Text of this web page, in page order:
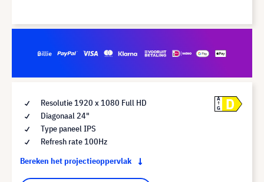
Resolutie 1920 x 1080 Full HD
Diagonaal 24"
Type paneel IPS
Refresh rate 100Hz
Bereken het projectieoppervlak
A
G
D